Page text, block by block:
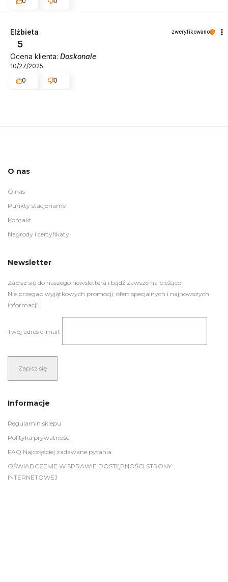
Elżbieta zweryfikowano
5
Ocena klienta: Doskonale
10/27/2025
0
0
O nas
O nas
Punkty stacjonarne
Kontakt
Nagrody i certyfikaty
Newsletter
Zapisz się do naszego newslettera i bądź zawsze na bieżąco!
Nie przegap wyjątkowych promocji, ofert specjalnych i najnowszych
informacji.
Twój adres e-mail:
Informacje
Regulamin sklepu
Polityka prywatności
FAQ Najczęściej zadawane pytania
OŚWIADCZENIE W SPRAWIE DOSTĘPNOŚCI STRONY
INTERNETOWEJ